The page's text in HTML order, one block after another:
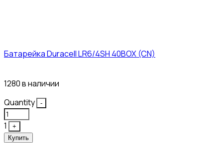
Батарейка Duracell LR6/4SH 40BOX (CN)
1280 в наличии
Quantity
-
1
+
Купить